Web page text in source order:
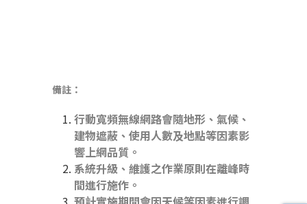
備註：
行動寬頻無線網路會隨地形、氣候、
建物遮蔽、使用人數及地點等因素影
響上網品質。
系統升級、維護之作業原則在離峰時
間進行施作。